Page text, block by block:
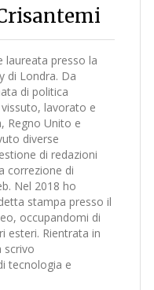
laureata presso la
di Londra. Da
di politica
lavorato e
Regno Unito e
diverse
di redazioni
correzione di
Nel 2018 ho
stampa presso il
occupandomi di
esteri. Rientrata in
scrivo
tecnologia e